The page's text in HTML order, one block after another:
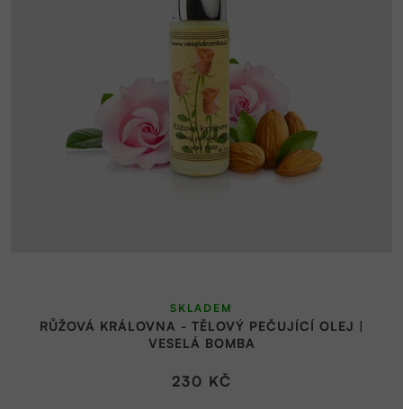
RŮŽOVÁ KRÁLOVNA - TĚLOVÝ PEČUJÍCÍ OLEJ |
VESELÁ BOMBA
SKLADEM
230 KČ